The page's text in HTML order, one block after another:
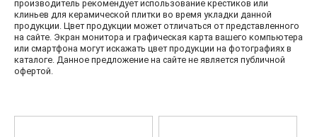
производитель рекомендует использование крестиков или
клиньев для керамической плитки во время укладки данной
продукции. Цвет продукции может отличаться от представленного
на сайте. Экран монитора и графическая карта вашего компьютера
или смартфона могут искажать цвет продукции на фотографиях в
каталоге. Данное предложение на сайте не является публичной
офертой.